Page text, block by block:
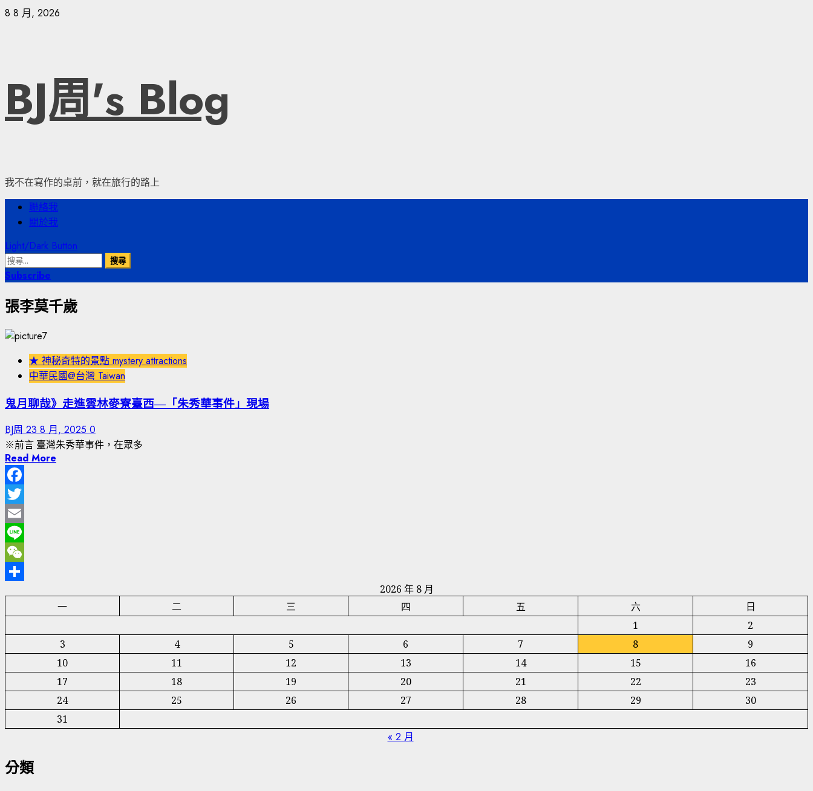
Skip
8 8 月, 2026
BJ周's Blog
我不在寫作的桌前，就在旅行的路上
Primary
Menu
聯絡我
關於我
Light/Dark Button
搜
尋
鍵
Subscribe
張李莫千歲
★ 神秘奇特的景點 mystery attractions
中華民國@台灣 Taiwan
鬼月聊哉》走進雲林麥寮臺西—「朱秀華事件」現場
BJ周 23 8 月, 2025 0
※前言 臺灣朱秀華事件，在眾多
Read More
Facebook
Twitter
Email
Line
WeChat
2026 年 8 月
一
二 三 四 五 六
日
1
2
3
4 5 6 7 8
9
10
11 12 13 14 15
16
17
18 19 20 21 22
23
24
25 26 27 28 29
30
31
« 2 月
分類